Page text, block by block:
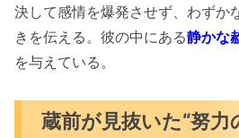
決して感情を爆発させず、わずか
きを伝える。彼の中にある静かな
を与えている。
蔵前が見抜いた“努力